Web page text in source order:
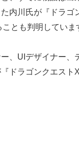
内川氏が『ドラゴ
とも判明していま
、UIデザイナー、
ドラゴンクエスト